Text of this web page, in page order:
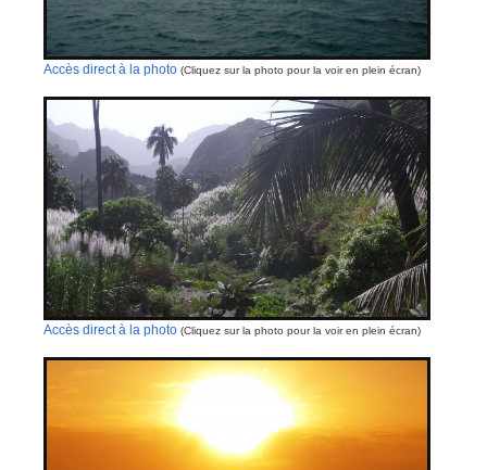
Accès direct à la photo (Cliquez sur la photo pour la voir en plein écran)
Accès direct à la photo (Cliquez sur la photo pour la voir en plein écran)